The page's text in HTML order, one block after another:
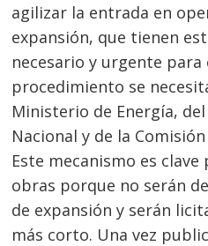
agilizar la entrada en
expansión, que tienen
necesario y urgente para
procedimiento se
Ministerio de Energía,
Nacional y de la
Este mecanismo es
obras porque no serán
de expansión y serán
más corto. Una vez